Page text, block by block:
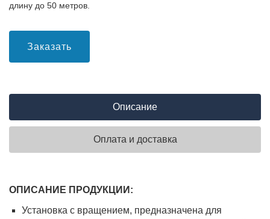
длину до 50 метров.
Заказать
Описание
Оплата и доставка
ОПИСАНИЕ ПРОДУКЦИИ:
Установка с вращением, предназначена для